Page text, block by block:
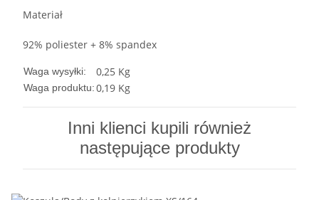
Materiał
92% poliester + 8% spandex
Waga wysyłki: 0,25 Kg
Waga produktu:0,19 Kg
Inni klienci kupili również
następujące produkty